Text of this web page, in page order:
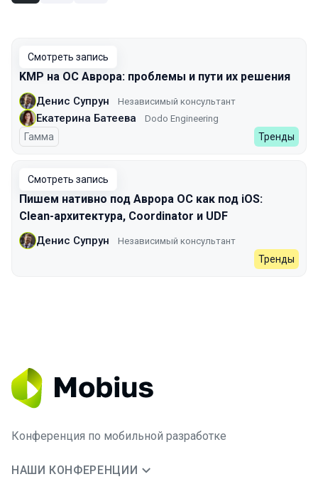
Смотреть запись
KMP на ОС Аврора: проблемы и пути их решения
Денис Супрун Независимый консультант
Екатерина Батеева Dodo Engineering
Гамма Тренды
Смотреть запись
Пишем нативно под Аврора ОС как под iOS:
Clean-архитектура, Coordinator и UDF
Денис Супрун Независимый консультант
Тренды
Конференция по мобильной разработке
НАШИ КОНФЕРЕНЦИИ